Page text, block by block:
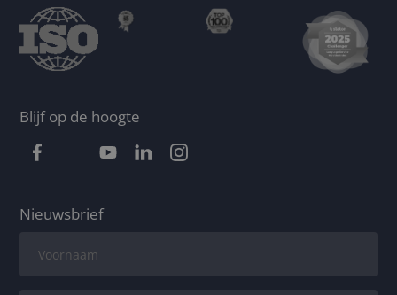
Blijf op de hoogte
Nieuwsbrief